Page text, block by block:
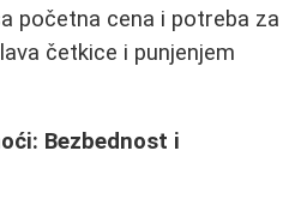
početna cena i potreba za
četkice i punjenjem
Bezbednost i